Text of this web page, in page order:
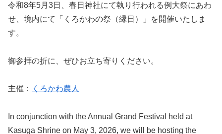
令和8年5月3日、春日神社にて執り行われる例大祭にあわ
せ、境内にて「くろかわの祭（縁日）」を開催いたしま
す。
御参拝の折に、ぜひお立ち寄りください。
主催： くろかわ農人
In conjunction with the Annual Grand Festival held at
Kasuga Shrine on May 3, 2026, we will be hosting the